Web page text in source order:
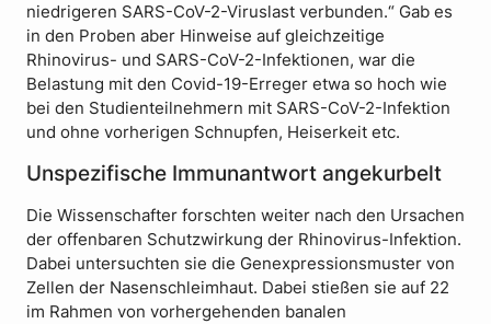
niedrigeren SARS-CoV-2-Viruslast verbunden.“ Gab es
in den Proben aber Hinweise auf gleichzeitige
Rhinovirus- und SARS-CoV-2-Infektionen, war die
Belastung mit den Covid-19-Erreger etwa so hoch wie
bei den Studienteilnehmern mit SARS-CoV-2-Infektion
und ohne vorherigen Schnupfen, Heiserkeit etc.
Unspezifische Immunantwort angekurbelt
Die Wissenschafter forschten weiter nach den Ursachen
der offenbaren Schutzwirkung der Rhinovirus-Infektion.
Dabei untersuchten sie die Genexpressionsmuster von
Zellen der Nasenschleimhaut. Dabei stießen sie auf 22
im Rahmen von vorhergehenden banalen